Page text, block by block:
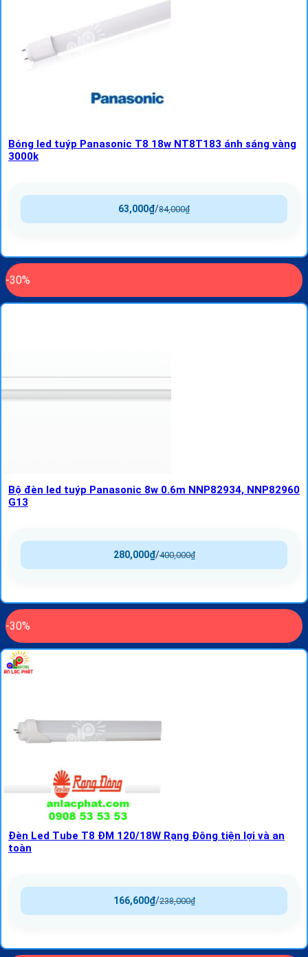
Bóng led tuýp Panasonic T8 18w NT8T183 ánh sáng vàng
3000k
84,000₫
/
63,000₫
-30%
Bộ đèn led tuýp Panasonic 8w 0.6m NNP82934, NNP82960
G13
400,000₫
/
280,000₫
-30%
Đèn Led Tube T8 ĐM 120/18W Rạng Đông tiện lợi và an
toàn
238,000₫
/
166,600₫